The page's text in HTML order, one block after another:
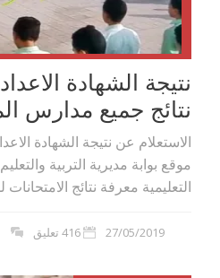
نتائج جميع مدارس
الاستعلام عن نتيجة الشهادة
التعليمية معرفة نتائج
27/05/2019 416 تعليق